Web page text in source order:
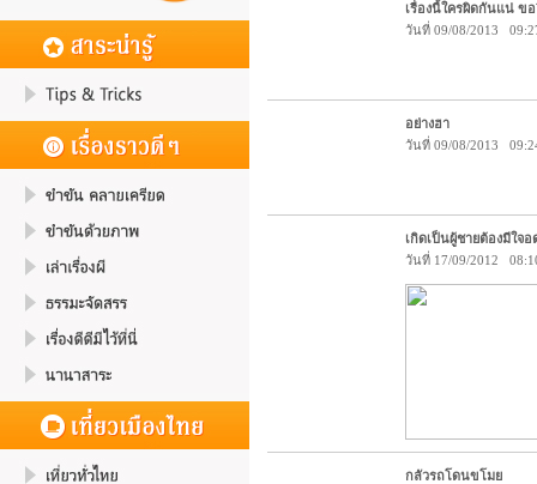
เรื่องนี้ใครผิดกันแน่ ข
วันที่ 09/08/2013
อย่างฮา
วันที่ 09/08/2013
เกิดเป็นผู้ชายต้องมีใจ
วันที่ 17/09/2012
กลัวรถโดนขโมย